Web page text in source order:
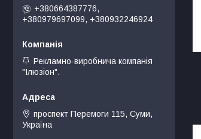
+380664387776,
+380979697099, +380932246924
Рекламно-виробнича компанія
"Ілюзіон".
проспект Перемоги 115, Суми,
Україна